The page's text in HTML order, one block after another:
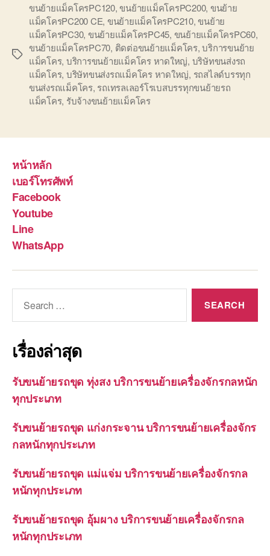
Tags
ขนย้ายแม็คโครPC120,ขนย้ายแม็คโครPC200, ขนย้าย
แม็คโครPC200 CE, ขนย้ายแม็คโครPC210,ขนย้าย
แม็คโครPC30, ขนย้ายแม็คโครPC45, ขนย้ายแม็คโครPC60,
ขนย้ายแม็คโครPC70, ติดต่อขนย้ายแม็คโคร,บริการขนย้าย
แม็คโคร, บริการขนย้ายแม็คโคร หาดใหญ่, บริษัทขนส่งรถ
แม็คโคร, บริษัทขนส่งรถแม็คโคร หาดใหญ่, รถสไลด์บรรทุก
ขนส่งรถแม็คโคร, รถเทรลเลอร์โรเบสบรรทุกขนย้ายรถ
แม็คโคร, รับจ้างขนย้ายแม็คโคร
หน้าหลัก
เบอร์โทรศัพท์
Facebook
Youtube
Line
WhatsApp
เรื่องล่าสุด
รับขนย้ายรถขุด ทุ่งสง บริการขนย้ายเครื่องจักรกลหนัก
ทุกประเภท
รับขนย้ายรถขุด แก่งกระจาน บริการขนย้ายเครื่องจักร
กลหนักทุกประเภท
รับขนย้ายรถขุด แม่แจ่ม บริการขนย้ายเครื่องจักรกล
หนักทุกประเภท
รับขนย้ายรถขุด อุ้มผาง บริการขนย้ายเครื่องจักรกล
หนักทุกประเภท